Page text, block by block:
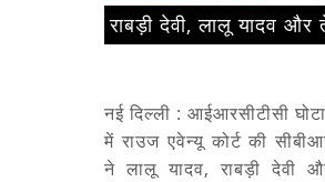
राबड़ी देवी, लालू यादव और
नई दिल्ली : आईआरसीटीसी
में राउज एवेन्यू कोर्ट की
ने लालू यादव, राबड़ी देवी